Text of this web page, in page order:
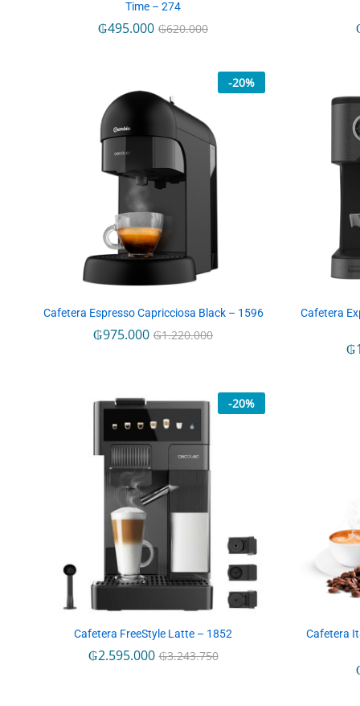
Time – 274
₲495.000 ₲620.000
₲495.000 ₲620.000
-20%
Cafetera Espresso Capricciosa Black – 1596
₲975.000 ₲1.220.000
₲975.000 ₲1.220.000
Cafetera
₲
₲
-20%
Cafetera FreeStyle Latte – 1852
₲2.595.000 ₲3.243.750
₲2.595.000 ₲3.243.750
Cafetera